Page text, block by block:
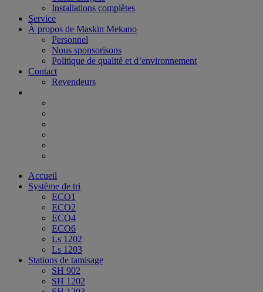
Installations complètes
Service
À propos de Maskin Mekano
Personnel
Nous sponsorisons
Politique de qualité et d’environnement
Contact
Revendeurs
Accueil
Système de tri
ECO1
ECO2
ECO4
ECO6
Ls 1202
Ls 1203
Stations de tamisage
SH 902
SH 1202